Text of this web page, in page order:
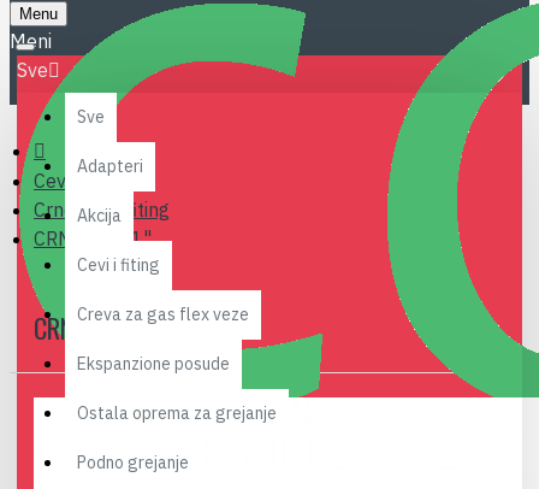
Menu
Sve
Sve
Adapteri
Akcija
Cevi i fiting
Creva za gas flex veze
Ekspanzione posude
Ostala oprema za grejanje
Podno grejanje
Cevi i fiting
Crne cevi i fiting
CRNI MUF 1"
CRNI MUF 1"